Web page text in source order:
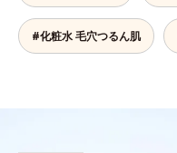
#化粧水 毛穴つるん肌